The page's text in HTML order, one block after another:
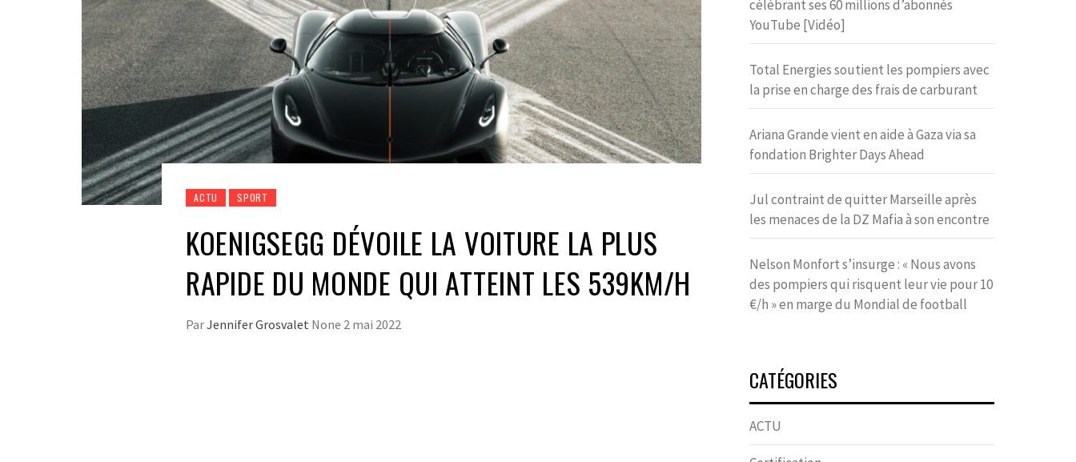
ACTU SPORT
KOENIGSEGG DÉVOILE LA VOITURE LA PLUS
RAPIDE DU MONDE QUI ATTEINT LES 539KM/H
ParJennifer Grosvalet None 2 mai 2022
célébrant ses 60 millions d’abonnés
YouTube [Vidéo]
Total Energies soutient les pompiers avec
la prise en charge des frais de carburant
Ariana Grande vient en aide à Gaza via sa
fondation Brighter Days Ahead
Jul contraint de quitter Marseille après
les menaces de la DZ Mafia à son encontre
Nelson Monfort s’insurge : « Nous avons
des pompiers qui risquent leur vie pour 10
€/h » en marge du Mondial de football
CATÉGORIES
ACTU